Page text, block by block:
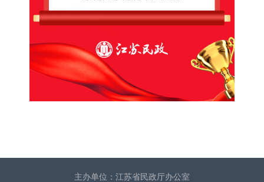
主办单位：江苏省民政厅办公室